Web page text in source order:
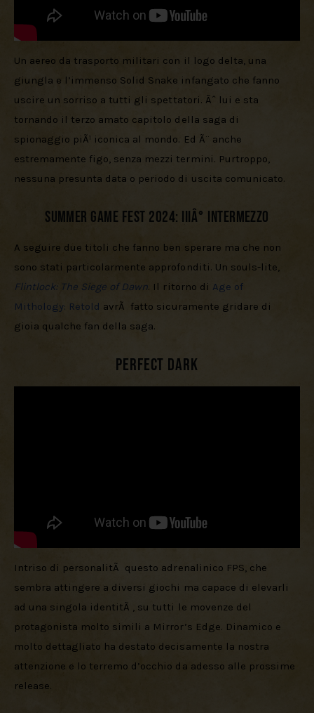
Un aereo da trasporto militari con il logo delta, una
giungla e l’immenso Solid Snake infangato che fanno
uscire un sorriso a tutti gli spettatori. Ãˆ lui e sta
tornando il terzo amato capitolo della saga di
spionaggio piÃ¹ iconica al mondo. Ed Ã¨ anche
estremamente figo, senza mezzi termini. Purtroppo,
nessuna presunta data o periodo di uscita comunicato.
Summer Game Fest 2024: IIIÂ° Intermezzo
A seguire due titoli che fanno ben sperare ma che non
sono stati particolarmente approfonditi. Un souls-lite,
Flintlock: The Siege of Dawn. Il ritorno di Age of
Mithology: Retold avrÃ  fatto sicuramente gridare di
gioia qualche fan della saga.
Perfect Dark
Intriso di personalitÃ  questo adrenalinico FPS, che
sembra attingere a diversi giochi ma capace di elevarli
ad una singola identitÃ , su tutti le movenze del
protagonista molto simili a Mirror’s Edge. Dinamico e
molto dettagliato ha destato decisamente la nostra
attenzione e lo terremo d’occhio da adesso alle prossime
release.